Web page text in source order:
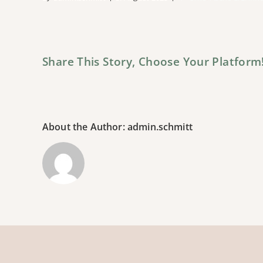
Share This Story, Choose Your Platform!
About the Author: admin.schmitt